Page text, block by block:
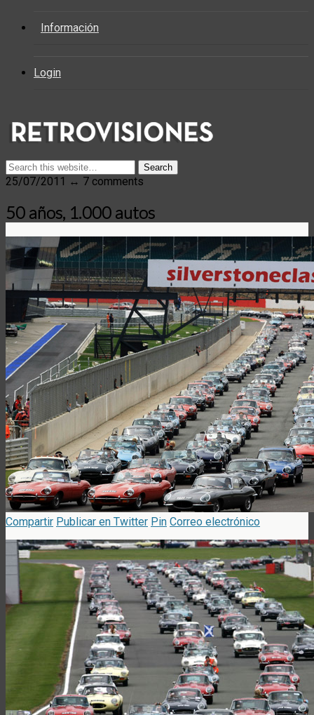
Información
Login
25/07/2011 ↔ 7 comments
50 años, 1.000 autos
Compartir Publicar en Twitter Pin Correo electrónico